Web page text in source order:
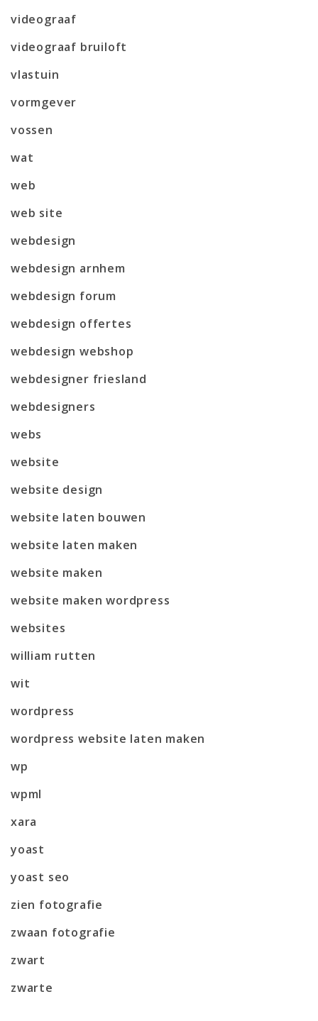
videograaf
videograaf bruiloft
vlastuin
vormgever
vossen
wat
web
web site
webdesign
webdesign arnhem
webdesign forum
webdesign offertes
webdesign webshop
webdesigner friesland
webdesigners
webs
website
website design
website laten bouwen
website laten maken
website maken
website maken wordpress
websites
william rutten
wit
wordpress
wordpress website laten maken
wp
wpml
xara
yoast
yoast seo
zien fotografie
zwaan fotografie
zwart
zwarte